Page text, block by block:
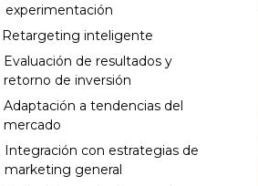
experimentación
Retargeting inteligente
Evaluación de resultados y
retorno de inversión
Adaptación a tendencias del
mercado
Integración con estrategias de
marketing general